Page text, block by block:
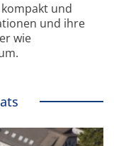
und
und ihre
wie